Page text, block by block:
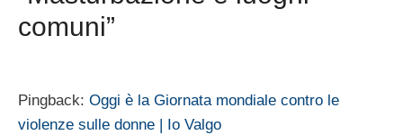
comuni”
Pingback: Oggi è la Giornata mondiale contro le
violenze sulle donne | Io Valgo